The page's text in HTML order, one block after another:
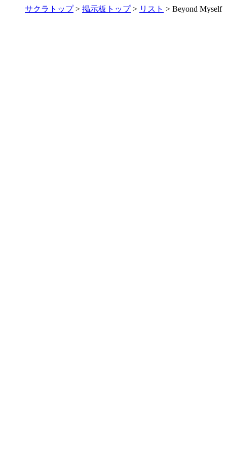
サクラトップ> 掲示板トップ> リスト > Beyond Myself